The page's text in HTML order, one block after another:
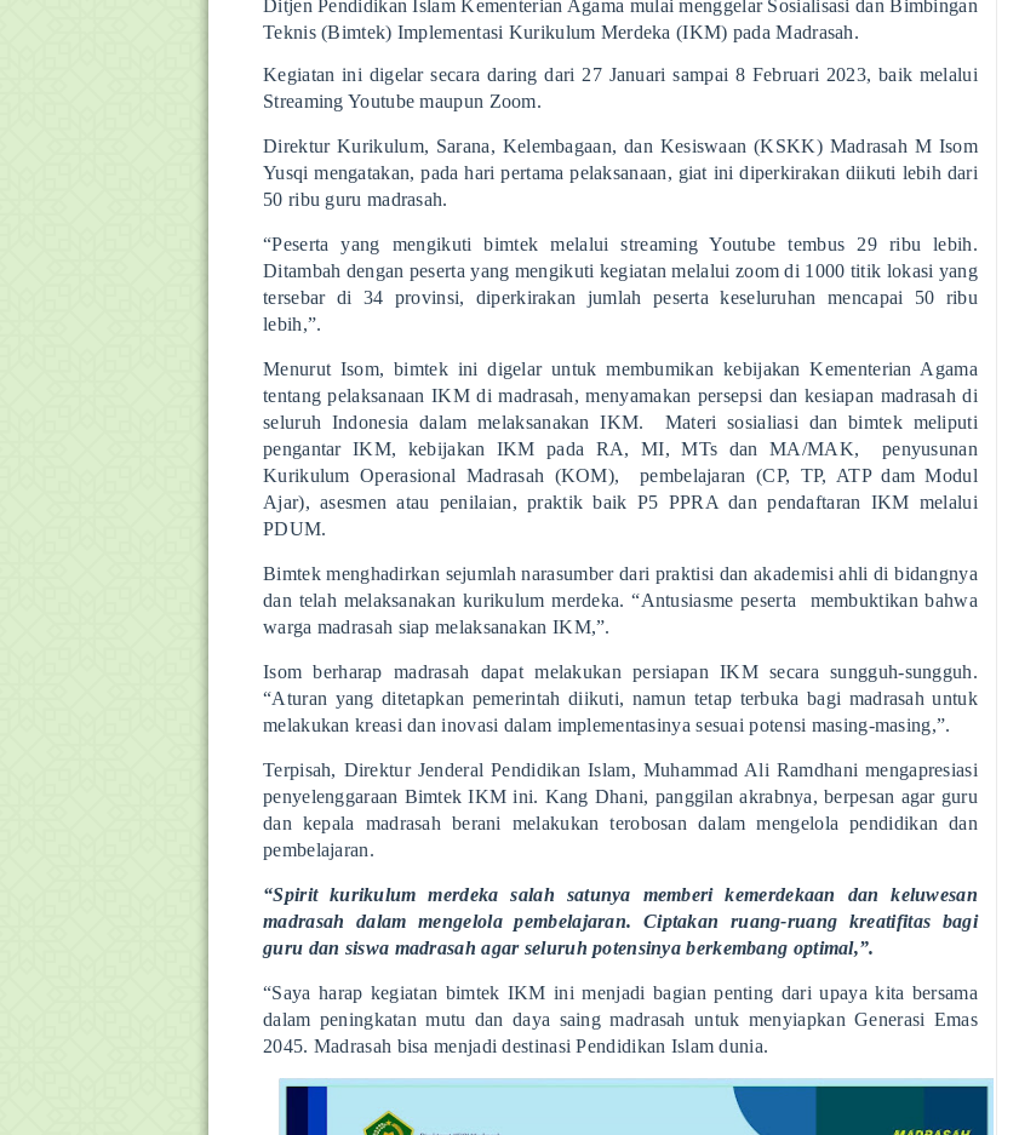
Ditjen Pendidikan Islam Kementerian Agama mulai menggelar Sosialisasi dan Bimbingan
Teknis (Bimtek) Implementasi Kurikulum Merdeka (IKM) pada Madrasah.
Kegiatan ini digelar secara daring dari 27 Januari sampai 8 Februari 2023, baik melalui
Streaming Youtube maupun Zoom.
Direktur Kurikulum, Sarana, Kelembagaan, dan Kesiswaan (KSKK) Madrasah M Isom
Yusqi mengatakan, pada hari pertama pelaksanaan, giat ini diperkirakan diikuti lebih dari
50 ribu guru madrasah.
“Peserta yang mengikuti bimtek melalui streaming Youtube tembus 29 ribu lebih.
Ditambah dengan peserta yang mengikuti kegiatan melalui zoom di 1000 titik lokasi yang
tersebar di 34 provinsi, diperkirakan jumlah peserta keseluruhan mencapai 50 ribu
lebih,”.
Menurut Isom, bimtek ini digelar untuk membumikan kebijakan Kementerian Agama
tentang pelaksanaan IKM di madrasah, menyamakan persepsi dan kesiapan madrasah di
seluruh Indonesia dalam melaksanakan IKM. Materi sosialiasi dan bimtek meliputi
pengantar IKM, kebijakan IKM pada RA, MI, MTs dan MA/MAK, penyusunan
Kurikulum Operasional Madrasah (KOM), pembelajaran (CP, TP, ATP dam Modul
Ajar), asesmen atau penilaian, praktik baik P5 PPRA dan pendaftaran IKM melalui
PDUM.
Bimtek menghadirkan sejumlah narasumber dari praktisi dan akademisi ahli di bidangnya
dan telah melaksanakan kurikulum merdeka. “Antusiasme peserta membuktikan bahwa
warga madrasah siap melaksanakan IKM,”.
Isom berharap madrasah dapat melakukan persiapan IKM secara sungguh-sungguh.
“Aturan yang ditetapkan pemerintah diikuti, namun tetap terbuka bagi madrasah untuk
melakukan kreasi dan inovasi dalam implementasinya sesuai potensi masing-masing,”.
Terpisah, Direktur Jenderal Pendidikan Islam, Muhammad Ali Ramdhani mengapresiasi
penyelenggaraan Bimtek IKM ini. Kang Dhani, panggilan akrabnya, berpesan agar guru
dan kepala madrasah berani melakukan terobosan dalam mengelola pendidikan dan
pembelajaran.
“Spirit kurikulum merdeka salah satunya memberi kemerdekaan dan keluwesan
madrasah dalam mengelola pembelajaran. Ciptakan ruang-ruang kreatifitas bagi
guru dan siswa madrasah agar seluruh potensinya berkembang optimal,”.
“Saya harap kegiatan bimtek IKM ini menjadi bagian penting dari upaya kita bersama
dalam peningkatan mutu dan daya saing madrasah untuk menyiapkan Generasi Emas
2045. Madrasah bisa menjadi destinasi Pendidikan Islam dunia.